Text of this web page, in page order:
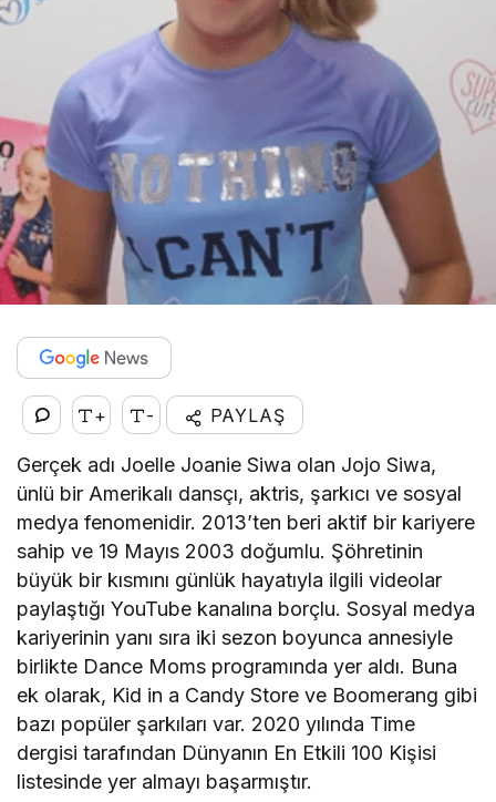
+ - PAYLAŞ
Gerçek adı Joelle Joanie Siwa olan Jojo Siwa,
ünlü bir Amerikalı dansçı, aktris, şarkıcı ve sosyal
medya fenomenidir. 2013’ten beri aktif bir kariyere
sahip ve 19 Mayıs 2003 doğumlu. Şöhretinin
büyük bir kısmını günlük hayatıyla ilgili videolar
paylaştığı YouTube kanalına borçlu. Sosyal medya
kariyerinin yanı sıra iki sezon boyunca annesiyle
birlikte Dance Moms programında yer aldı. Buna
ek olarak, Kid in a Candy Store ve Boomerang gibi
bazı popüler şarkıları var. 2020 yılında Time
dergisi tarafından Dünyanın En Etkili 100 Kişisi
listesinde yer almayı başarmıştır.